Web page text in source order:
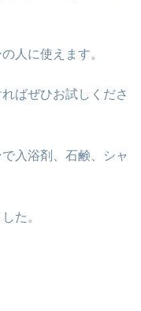
人に使えます。
ばぜひお試しくださ
入浴剤、石鹸、シャ
た。